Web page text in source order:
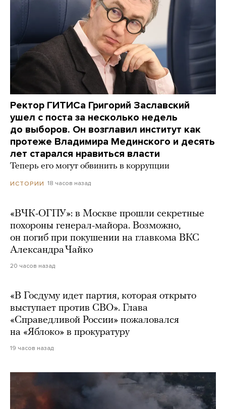
Ректор ГИТИСа Григорий Заславский
ушел с поста за несколько недель
до выборов. Он возглавил институт как
протеже Владимира Мединского и десять
лет старался нравиться власти
Теперь его могут обвинить в коррупции
ИСТОРИИ 18 часов назад
«ВЧК-ОГПУ»: в Москве прошли секретные
похороны генерал-майора. Возможно,
он погиб при покушении на главкома ВКС
Александра Чайко
20 часов назад
«В Госдуму идет партия, которая открыто
выступает против СВО». Глава
«Справедливой России» пожаловался
на «Яблоко» в прокуратуру
19 часов назад